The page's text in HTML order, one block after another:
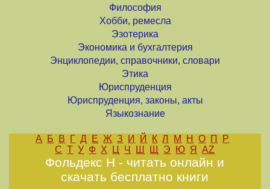
Философия
Хобби, ремесла
Эзотерика
Экономика и бухгалтерия
Энциклопедии, справочники, словари
Этика
Юриспруденция
Юриспруденция, законы, акты
Языкознание
А Б В Г Д Е Ж З И Й К Л М Н О П
Р
С Т У Ф Х Ц Ч Ш Щ Э Ю Я AZ
Фольдекс Н - читать онлайн и
скачать бесплатно книги